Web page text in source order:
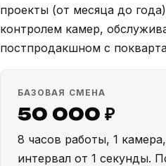
проекты (от месяца до
контролем камер,
постпродакшном с
БАЗОВАЯ СМЕНА
50 000 ₽
8 часов работы, 1
интервал от 1 секунды.